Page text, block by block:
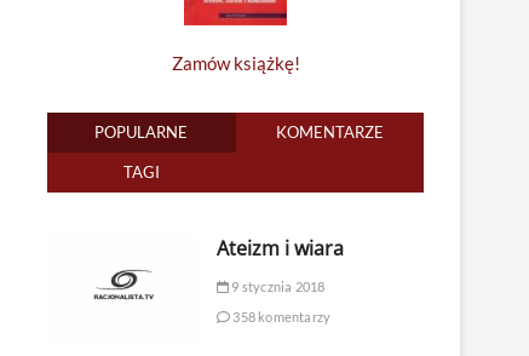
Zamów książkę!
POPULARNE KOMENTARZE
TAGI
Ateizm i wiara
9 stycznia 2018
358 komentarzy